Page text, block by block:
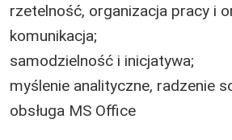
rzetelność, organizacja pracy i
komunikacja;
samodzielność i inicjatywa;
myślenie analityczne, radzenie
obsługa MS Office